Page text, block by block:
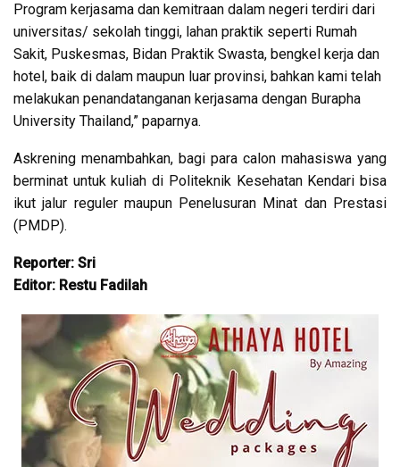
Program kerjasama dan kemitraan dalam negeri terdiri dari
universitas/ sekolah tinggi, lahan praktik seperti Rumah
Sakit, Puskesmas, Bidan Praktik Swasta, bengkel kerja dan
hotel, baik di dalam maupun luar provinsi, bahkan kami telah
melakukan penandatanganan kerjasama dengan Burapha
University Thailand,” paparnya.
Askrening menambahkan, bagi para calon mahasiswa yang
berminat untuk kuliah di Politeknik Kesehatan Kendari bisa
ikut jalur reguler maupun Penelusuran Minat dan Prestasi
(PMDP).
Reporter: Sri
Editor: Restu Fadilah